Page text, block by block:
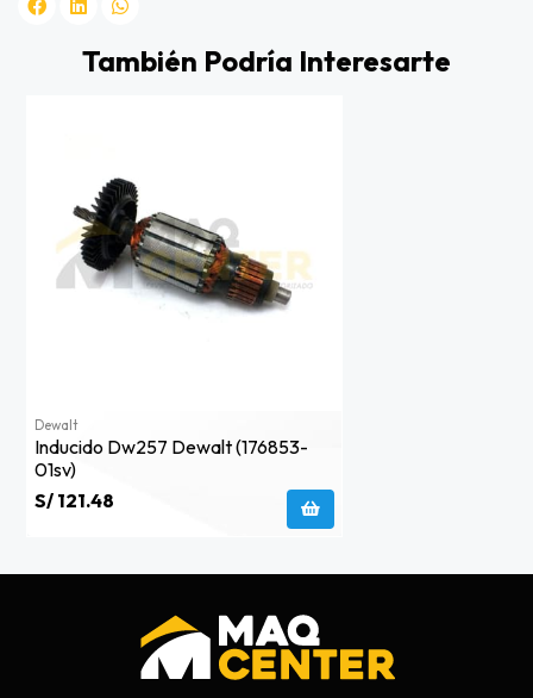
También Podría Interesarte
Dewalt
Inducido Dw257 Dewalt (176853-
01sv)
S/ 121.48